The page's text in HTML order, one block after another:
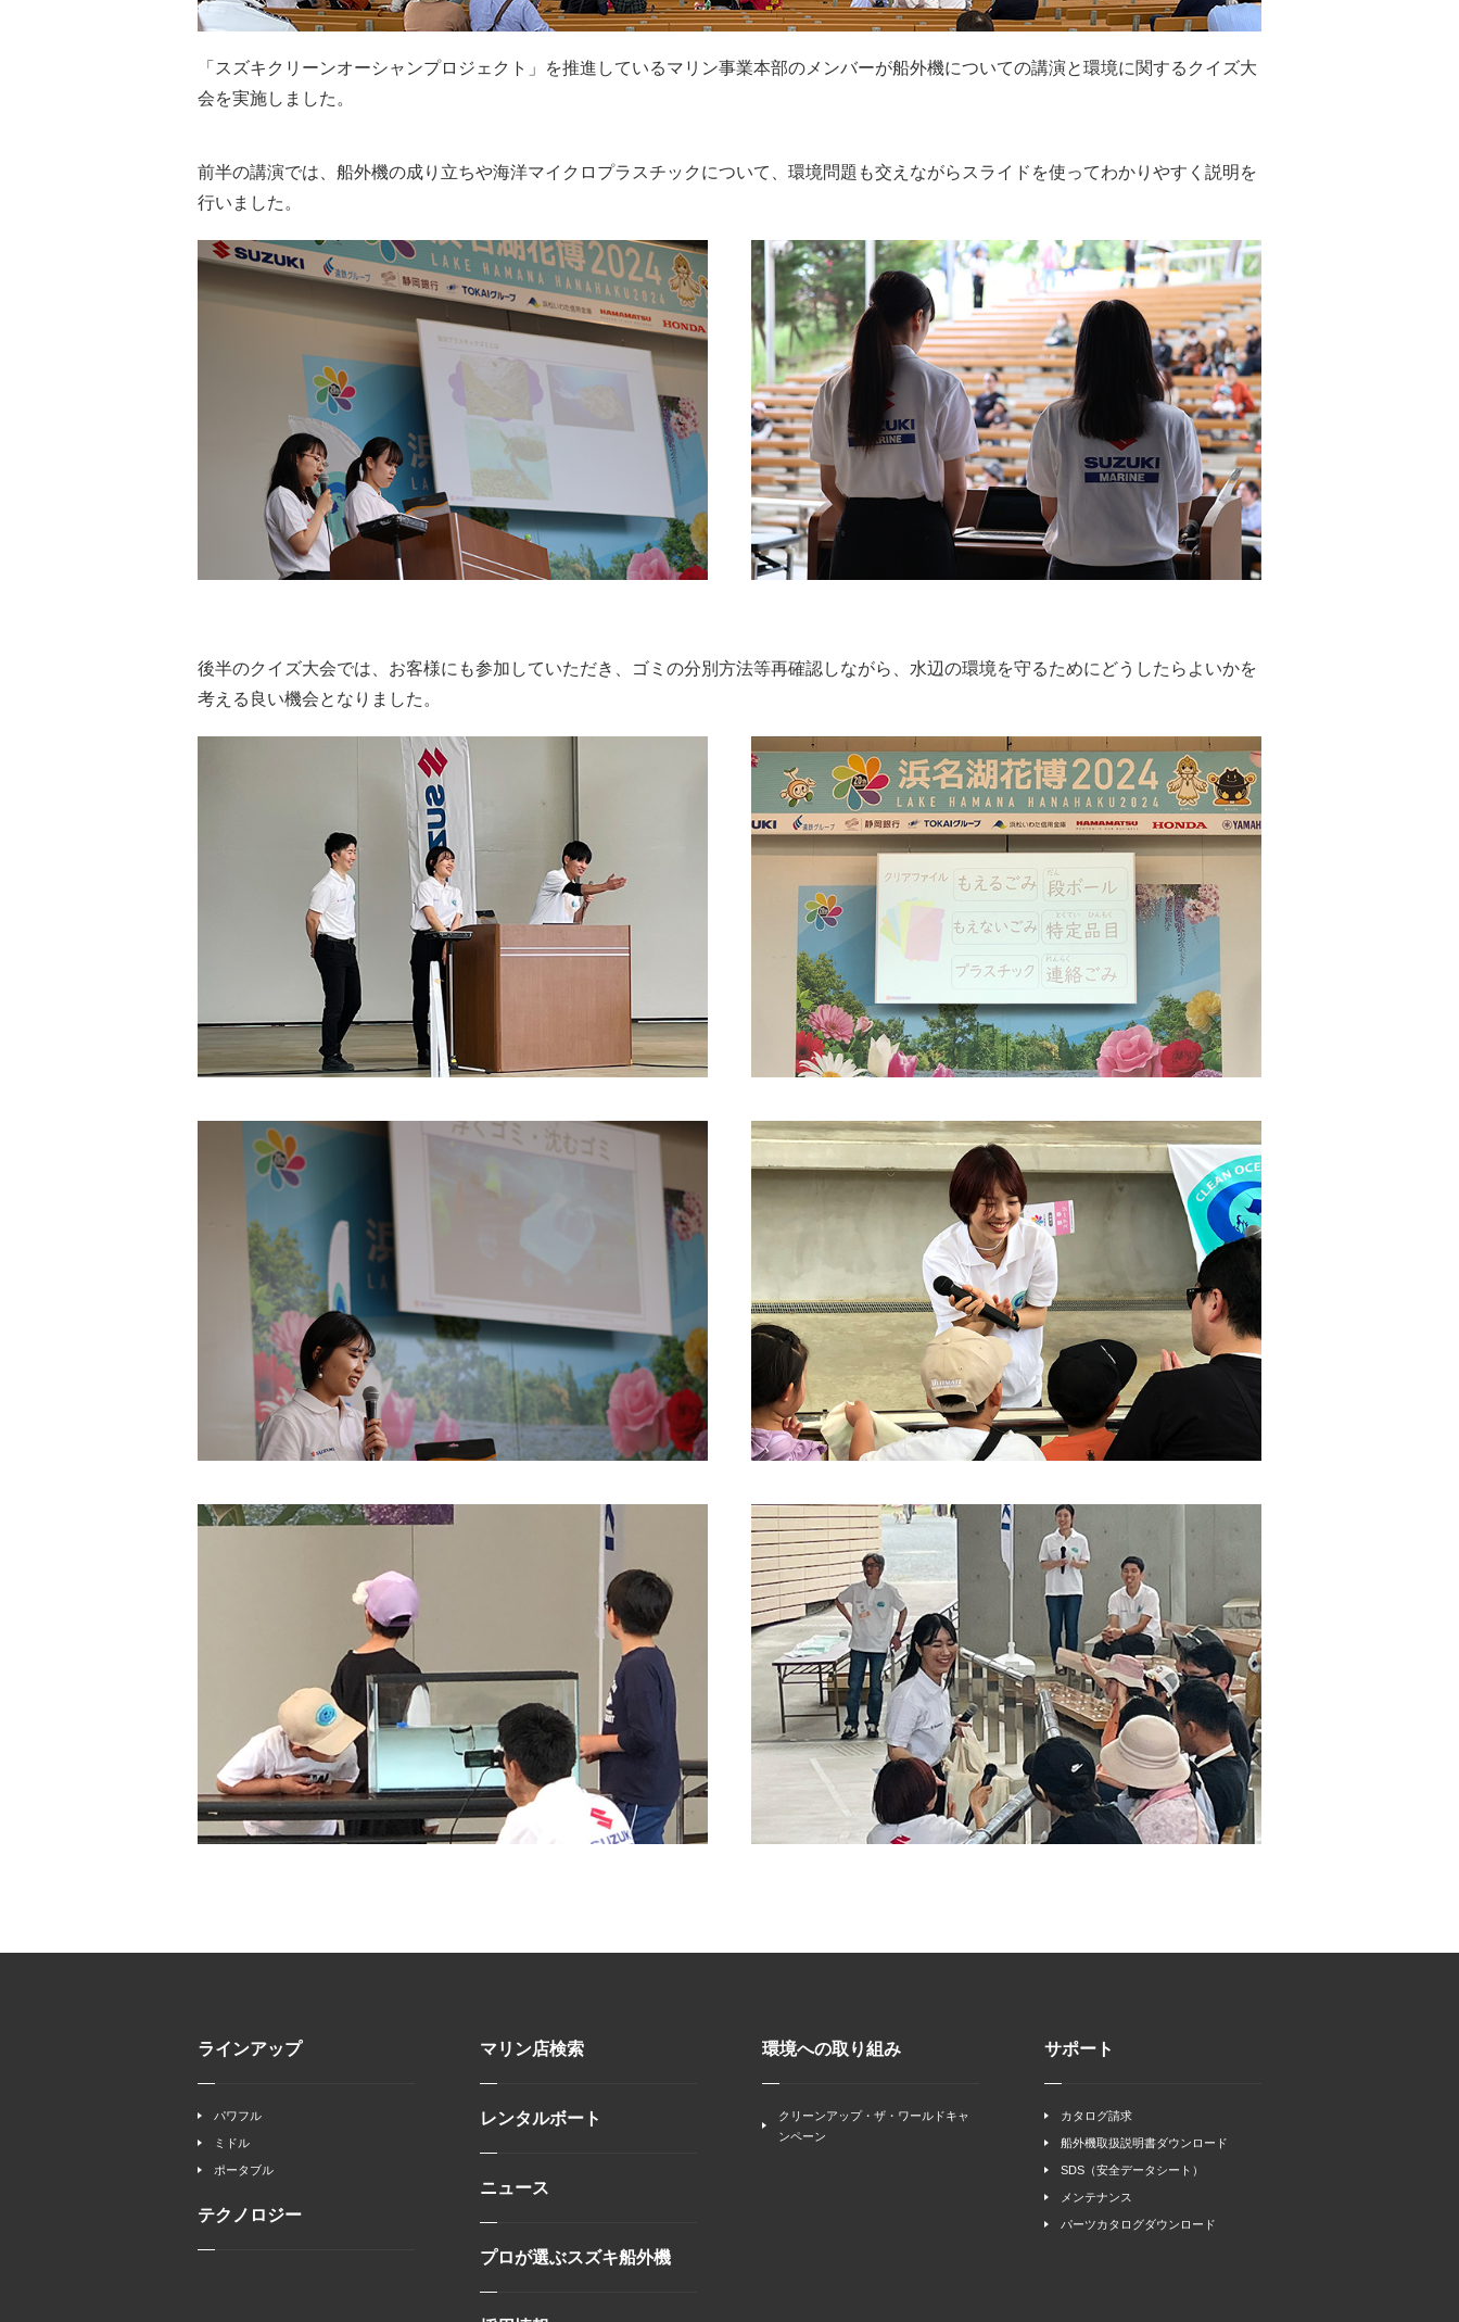
「スズキクリーンオーシャンプロジェクト」を推進しているマリン事業本部のメンバーが船外機についての講演と環境に関するクイズ大
会を実施しました。
前半の講演では、船外機の成り立ちや海洋マイクロプラスチックについて、環境問題も交えながらスライドを使ってわかりやすく説明を
行いました。
後半のクイズ大会では、お客様にも参加していただき、ゴミの分別方法等再確認しながら、水辺の環境を守るためにどうしたらよいかを
考える良い機会となりました。
ラインアップ
パワフル
ミドル
ポータブル
テクノロジー
マリン店検索
レンタルボート
ニュース
プロが選ぶスズキ船外機
環境への取り組み
クリーンアップ・ザ・ワールドキャ
ンペーン
サポート
カタログ請求
船外機取扱説明書ダウンロード
SDS（安全データシート）
メンテナンス
パーツカタログダウンロード